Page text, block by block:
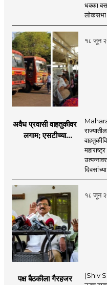
नेमका कुठे चुकला?
धक्का
लोकसभा
१८ जून
अवैध प्रवासी वाहतुकीवर
लगाम; एसटीच्या
१८ जून
पक्ष बैठकीला गैरहजर
(Shiv